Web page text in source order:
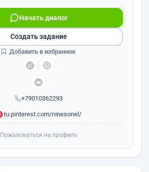
+79010362293
Начать диалог
ru.pinterest.com/ninesonel/
Создать задание
Добавить в избранное
Пожаловаться на профиль